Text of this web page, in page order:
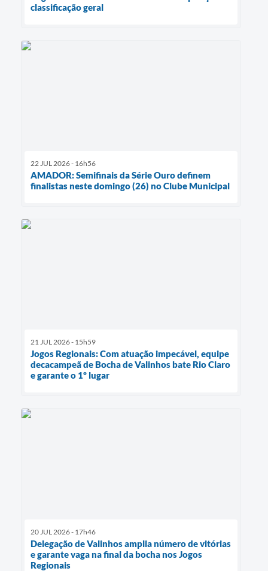
classificação geral
22 JUL 2026 - 16h56
AMADOR: Semifinais da Série Ouro definem
finalistas neste domingo (26) no Clube Municipal
21 JUL 2026 - 15h59
Jogos Regionais: Com atuação impecável, equipe
decacampeã de Bocha de Valinhos bate Rio Claro
e garante o 1º lugar
20 JUL 2026 - 17h46
Delegação de Valinhos amplia número de vitórias
e garante vaga na final da bocha nos Jogos
Regionais